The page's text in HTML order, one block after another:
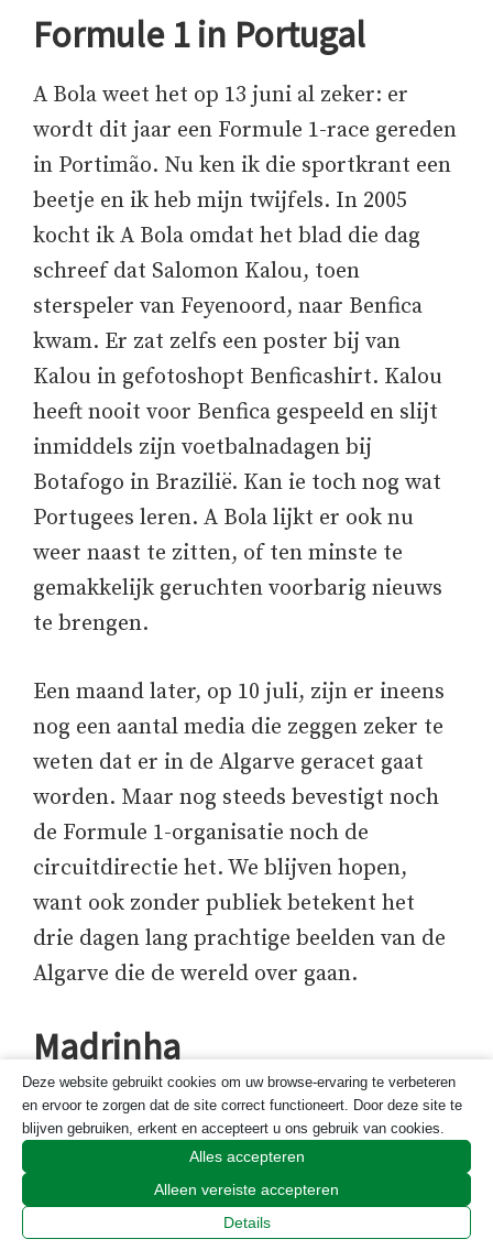
Formule 1 in Portugal
A Bola weet het op 13 juni al zeker: er
wordt dit jaar een Formule 1-race gereden
in Portimão. Nu ken ik die sportkrant een
beetje en ik heb mijn twijfels. In 2005
kocht ik A Bola omdat het blad die dag
schreef dat Salomon Kalou, toen
sterspeler van Feyenoord, naar Benfica
kwam. Er zat zelfs een poster bij van
Kalou in gefotoshopt Benficashirt. Kalou
heeft nooit voor Benfica gespeeld en slijt
inmiddels zijn voetbalnadagen bij
Botafogo in Brazilië. Kan ie toch nog wat
Portugees leren. A Bola lijkt er ook nu
weer naast te zitten, of ten minste te
gemakkelijk geruchten voorbarig nieuws
te brengen.
Een maand later, op 10 juli, zijn er ineens
nog een aantal media die zeggen zeker te
weten dat er in de Algarve geracet gaat
worden. Maar nog steeds bevestigt noch
de Formule 1-organisatie noch de
circuitdirectie het. We blijven hopen,
want ook zonder publiek betekent het
drie dagen lang prachtige beelden van de
Algarve die de wereld over gaan.
Madrinha
Zojuist met mijn tante van 95
getelefoneerd, mijnmadrinha. Ze is al vier
maanden het huis niet uit geweest want ze
behoort tot de allerhoogste
Deze website gebruikt cookies om uw browse-ervaring te verbeteren
en ervoor te zorgen dat de site correct functioneert. Door deze site te
blijven gebruiken, erkent en accepteert u ons gebruik van cookies.
Alles accepteren
Alleen vereiste accepteren
Details